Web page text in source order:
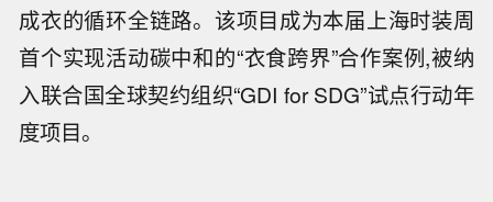
成衣的循环全链路。该项目成为本届上海时装周
首个实现活动碳中和的“衣食跨界”合作案例,被纳
入联合国全球契约组织“GDI for SDG”试点行动年
度项目。